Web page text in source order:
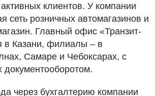
клиентов. У компании
сеть розничных автомагазинов и
Главный офис «Транзит-
в Казани, филиалы – в
Самаре и Чебоксарах, с
через бухгалтерию компании